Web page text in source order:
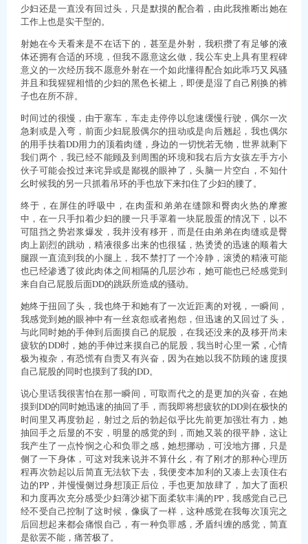
少妇还是一直没有回过头，只是默摸的配合着，由此我推断出她在
工作上也是实干型的。
射她在今天看来是不在话下的，甚至是外射，我积攒了有足够的液
体还拥有合适的环境，但我不愿意这幺做，我公车史上具有里程碑
意义的一次经历我不愿意外射在一个如此懂得配合如此乖巧又风骚
并且和我猩猩相惜的少妇的黑色长裙上，即便是湿了自己刚换的裤
子也在所不辞。
时间过的很慢，由于塞车，车走走停停以怠速缓慢行驶，偶尔一次
急剎或是入弯，前面少妇屁股偶尔的扭动或是向后翘起，我也偶尔
的用手扶着DD用力的顶着肉缝，身边的一切恍若无物，世界就剩下
我们两个，我已经不能顾及到周围的环境和我右后方女孩左手方小
伙子可能会投过来诧异或是鄙视的眼神了，头脑一片空白，不知什
幺时候我的另一只抓着吊环的手也放下来扣住了少妇的腰了。
终于，在屏住的呼吸中，在肉蛋和弟弟在缝隙和臀肉火热的摩擦
中，在一只手扣着少妇的腰一只手罩着一块屁股蛋的情况下，以不
可阻挡之势岩浆爆发，我并没有移开，而是任由弟弟在肉缝或是臀
肉上剧烈的跳动，精液很多出来的也很猛，热烫烫的迅速的顺着大
腿跟一直流到我的小腿上，我不禁打了一个冷静，滚烫的精液可能
也已经渗透了彼此肉体之间相隔的几层沙布，她可能也已经感觉到
来自自己屁股后面DD的跳跃所造成的骚动。
她终于扭回了头，我也终于和她有了一次近距离的对视，一瞬间，
我感觉到她的眼神中有一丝哀怨或者抱怨，但迅速的又回过了头，
与此同时她的手伸到后面摸自己的屁股，在我还没来的及移开尚未
疲软的DD时，她的手伸过来摸自己的屁股，我当时心里一紧，心情
极为複杂，有恐慌有自责又有兴奋，因为在她以我不防顾的速度摸
自己屁股的同时也摸到了我的DD。
说心里话我很害怕在那一瞬间，可取而代之的是更加的兴奋，在她
摸到DD的同时她迅速的抽回了手，而我即将想疲软的DD则在极快的
时间里又再度勃起，射过之后的勃起似乎比先前更加强壮有力，她
抽回手之后显的不安，明显的感觉的到，而她又装的很平静，这让
我产生了一点怜悯之心和负罪之感，她想挪动，可没地方挪，只是
侧了一下身体，可这对我来说并不算什幺，有了刚才的那种心理历
程再次勃起以后简直无法软下去，我便变本加利的又凑上去顶住右
边的PP，并慢慢侧过身想顶正后位，手也更加放肆了，加大了面积
和力度再次充分感受少妇薄沙裙下面柔软丰满的PP，我感觉自己已
经不受自己控制了这时候，像疯了一样，这种感觉在我每次顶完之
后回想起来都会痛恨自己，有一种负罪感，矛盾纠缠的感觉，简直
是欲罢不能，痛苦极了。